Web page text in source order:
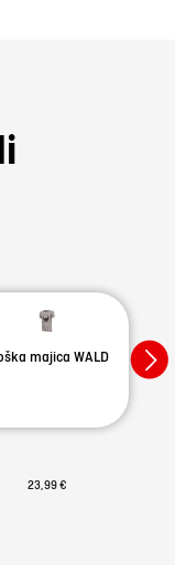
majica WALD
23,99 €